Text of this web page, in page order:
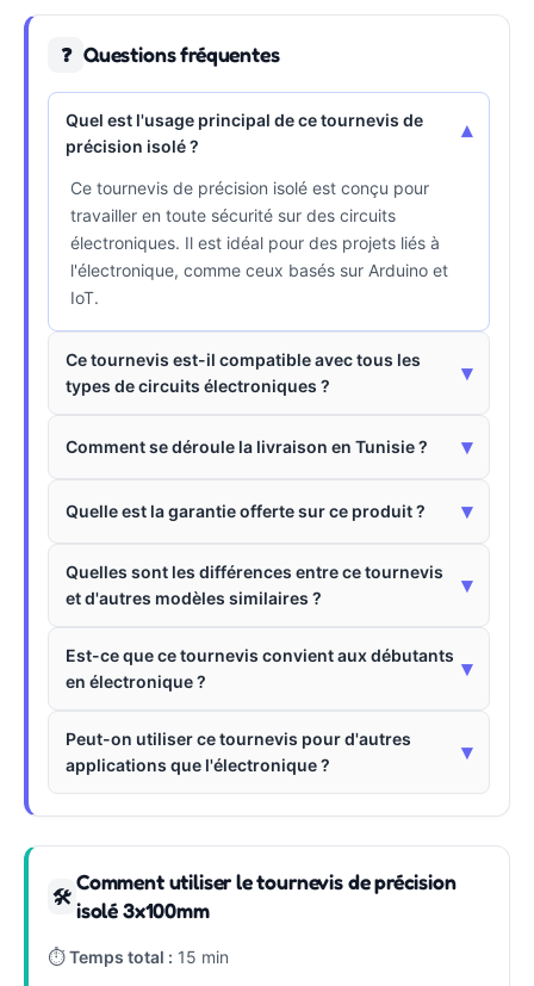
❓ Questions fréquentes
Quel est l'usage principal de ce tournevis de
précision isolé ?
▾
Ce tournevis de précision isolé est conçu pour
travailler en toute sécurité sur des circuits
électroniques. Il est idéal pour des projets liés à
l'électronique, comme ceux basés sur Arduino et
IoT.
Ce tournevis est-il compatible avec tous les
types de circuits électroniques ?
▾
Comment se déroule la livraison en Tunisie ? ▾
Quelle est la garantie offerte sur ce produit ? ▾
Quelles sont les différences entre ce tournevis
et d'autres modèles similaires ?
▾
Est-ce que ce tournevis convient aux débutants
en électronique ?
▾
Peut-on utiliser ce tournevis pour d'autres
applications que l'électronique ?
▾
🛠
Comment utiliser le tournevis de précision
isolé 3x100mm
⏱Temps total : 15 min